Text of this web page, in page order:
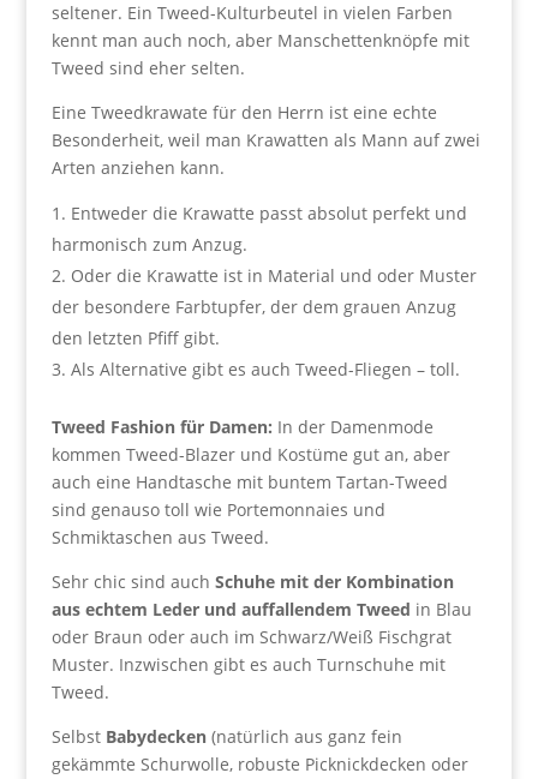
seltener. Ein Tweed-Kulturbeutel in vielen Farben
kennt man auch noch, aber Manschettenknöpfe mit
Tweed sind eher selten.
Eine Tweedkrawate für den Herrn ist eine echte
Besonderheit, weil man Krawatten als Mann auf zwei
Arten anziehen kann.
Entweder die Krawatte passt absolut perfekt und
harmonisch zum Anzug.
Oder die Krawatte ist in Material und oder Muster
der besondere Farbtupfer, der dem grauen Anzug
den letzten Pfiff gibt.
Als Alternative gibt es auch Tweed-Fliegen – toll.
Tweed Fashion für Damen: In der Damenmode
kommen Tweed-Blazer und Kostüme gut an, aber
auch eine Handtasche mit buntem Tartan-Tweed
sind genauso toll wie Portemonnaies und
Schmiktaschen aus Tweed.
Sehr chic sind auch Schuhe mit der Kombination
aus echtem Leder und auffallendem Tweed in Blau
oder Braun oder auch im Schwarz/Weiß Fischgrat
Muster. Inzwischen gibt es auch Turnschuhe mit
Tweed.
Selbst Babydecken(natürlich aus ganz fein
gekämmte Schurwolle, robuste Picknickdecken oder